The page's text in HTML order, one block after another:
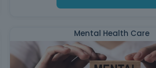
Mental Health Care